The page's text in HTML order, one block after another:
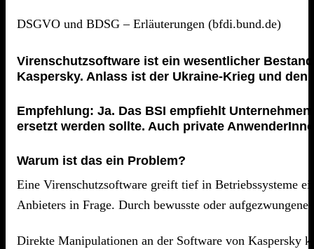
DSGVO und BDSG – Erläuterungen (bfdi.bund.de)
Virenschutzsoftware ist ein wesentlicher
Kaspersky. Anlass ist der Ukraine-Krieg und
Empfehlung: Ja. Das BSI empfiehlt
ersetzt werden sollte. Auch private
Warum ist das ein Problem?
Eine Virenschutzsoftware greift tief in Betriebssysteme
Anbieters in Frage. Durch bewusste oder
Direkte Manipulationen an der Software von Kaspersky